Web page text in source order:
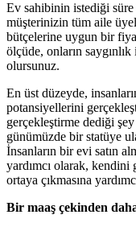
Ev sahibinin istediği süre
müşterinizin tüm aile
bütçelerine uygun bir
ölçüde, onların saygınlık
olursunuz.
En üst düzeyde,
potansiyellerini
gerçekleştirme dediği
günümüzde bir statüye
İnsanların bir evi satın
yardımcı olarak,
ortaya çıkmasına
Bir maaş çekinden